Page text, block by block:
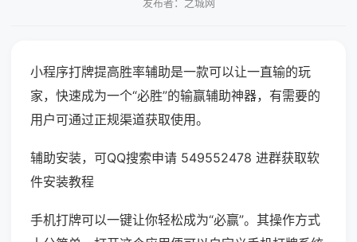
小程序打牌提高胜率辅助是一款可以让一直输的玩
家，快速成为一个“必胜”的输赢辅助神器，有需要的
用户可通过正规渠道获取使用。
辅助安装，可QQ搜索申请 549552478 进群获取软
件安装教程
手机打牌可以一键让你轻松成为“必赢”。其操作方式